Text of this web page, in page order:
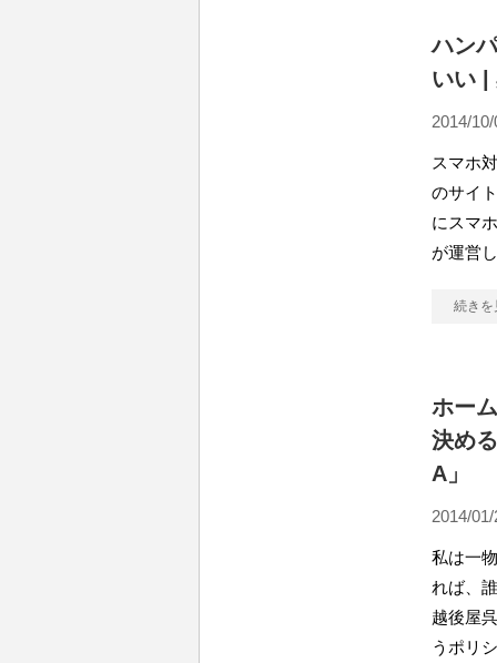
ハン
いい |
2014/
スマホ
のサイ
にスマ
が運営
続きを
ホー
決め
A」
2014/
私は一
れば、
越後屋
うポリ